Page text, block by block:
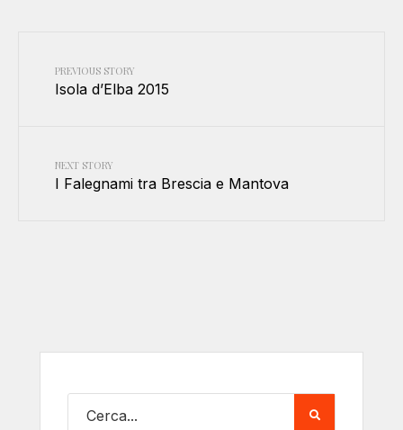
PREVIOUS STORY
Isola d’Elba 2015
NEXT STORY
I Falegnami tra Brescia e Mantova